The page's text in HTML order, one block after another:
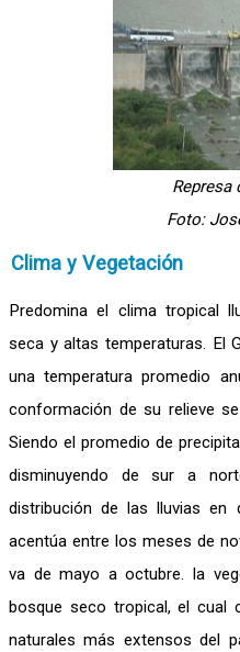
Represa
Foto:
Clima y Vegetación
Predomina el clima tropical
seca y altas temperaturas. El
una temperatura promedio
conformación de su relieve
Siendo el promedio de
disminuyendo de sur a
distribución de las lluvias
acentúa entre los meses de
va de mayo a octubre. la
bosque seco tropical, el cual
naturales más extensos del